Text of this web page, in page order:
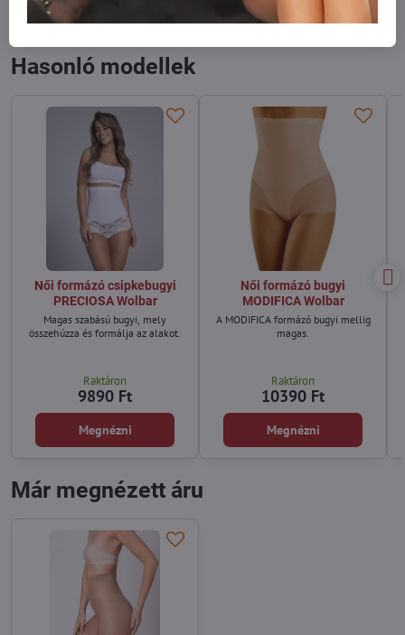
FacebookTwitterBlueskyPinterestReddit LinkedInWhatsApp
E-
Hasonló modellek
Női formázó csipkebugyi
PRECIOSA Wolbar
Magas szabású bugyi, mely
összehúzza és formálja az alakot.
Raktáron
9890 Ft
Megnézni
Női formázó bugyi
MODIFICA Wolbar
A MODIFICA formázó bugyi mellig
magas.
Raktáron
10390 Ft
Megnézni
Már megnézett áru